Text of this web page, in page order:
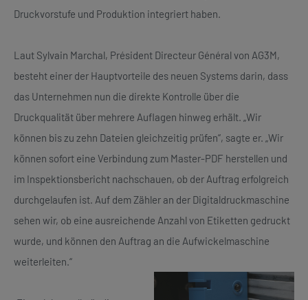
Druckvorstufe und Produktion integriert haben.
Laut Sylvain Marchal, Président Directeur Général von AG3M,
besteht einer der Hauptvorteile des neuen Systems darin, dass
das Unternehmen nun die direkte Kontrolle über die
Druckqualität über mehrere Auflagen hinweg erhält. „Wir
können bis zu zehn Dateien gleichzeitig prüfen“, sagte er. „Wir
können sofort eine Verbindung zum Master-PDF herstellen und
im Inspektionsbericht nachschauen, ob der Auftrag erfolgreich
durchgelaufen ist. Auf dem Zähler an der Digitaldruckmaschine
sehen wir, ob eine ausreichende Anzahl von Etiketten gedruckt
wurde, und können den Auftrag an die Aufwickelmaschine
weiterleiten.“